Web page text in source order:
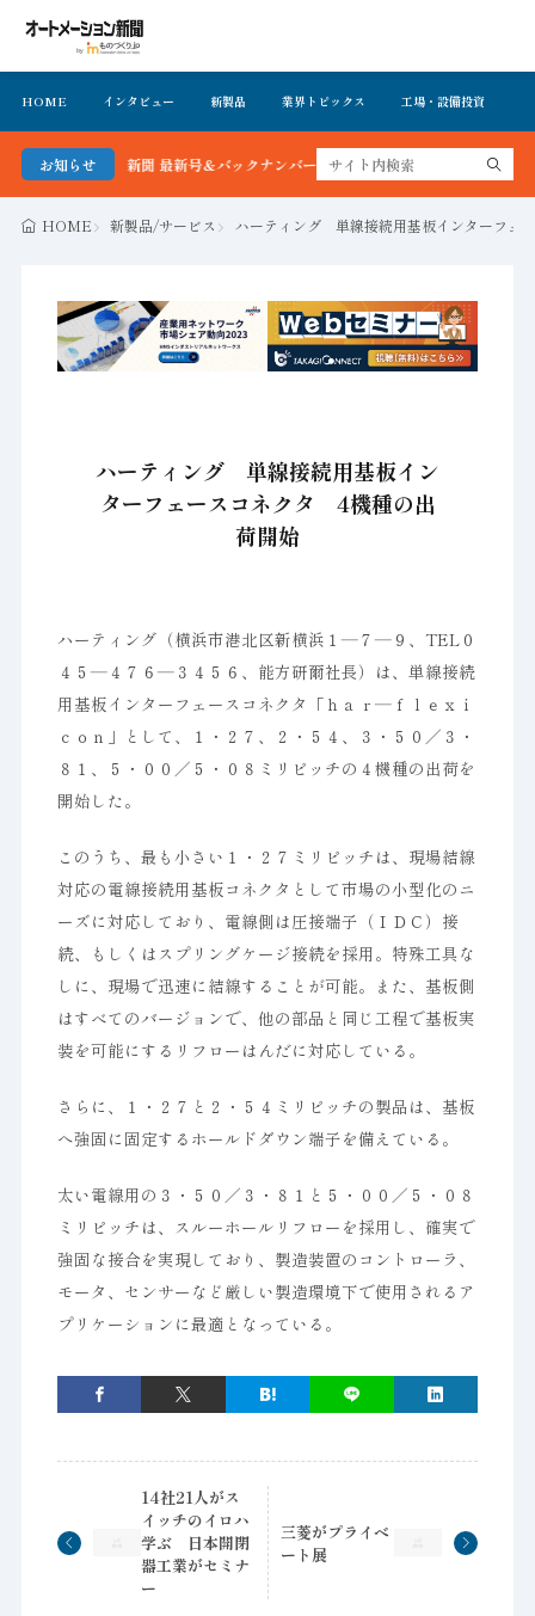
HOME インタビュー 新製品 業界トピックス 工場・設備投資
お知らせ
ション新聞 最新号＆バックナンバーを無料で公開中 詳細はこちら
HOME 新製品/サービス ハーティング 単線接続用基板インターフェ
ハーティング 単線接続用基板イン
ターフェースコネクタ 4機種の出
荷開始
ハーティング（横浜市港北区新横浜１―７―９、TEL０
４５―４７６―３４５６、能方研爾社長）は、単線接続
用基板インターフェースコネクタ「ｈａｒ―ｆｌｅｘｉ
ｃｏｎ」として、１・２７、２・５４、３・５０／３・
８１、５・００／５・０８ミリピッチの４機種の出荷を
開始した。
このうち、最も小さい１・２７ミリピッチは、現場結線
対応の電線接続用基板コネクタとして市場の小型化のニ
ーズに対応しており、電線側は圧接端子（ＩＤＣ）接
続、もしくはスプリングケージ接続を採用。特殊工具な
しに、現場で迅速に結線することが可能。また、基板側
はすべてのバージョンで、他の部品と同じ工程で基板実
装を可能にするリフローはんだに対応している。
さらに、１・２７と２・５４ミリピッチの製品は、基板
へ強固に固定するホールドダウン端子を備えている。
太い電線用の３・５０／３・８１と５・００／５・０８
ミリピッチは、スルーホールリフローを採用し、確実で
強固な接合を実現しており、製造装置のコントローラ、
モータ、センサーなど厳しい製造環境下で使用されるア
プリケーションに最適となっている。
14社21人がス
イッチのイロハ
学ぶ 日本開閉
器工業がセミナ
ー
三菱がプライベ
ート展